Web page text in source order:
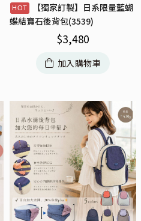
【獨家訂製】日系限量藍蝴
蝶結寶石後背包(3539)
$3,480
加入購物車